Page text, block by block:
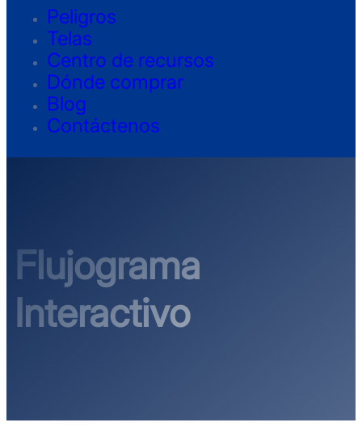
Peligros
Telas
Centro de recursos
Dónde comprar
Blog
Contáctenos
Flujograma
Interactivo